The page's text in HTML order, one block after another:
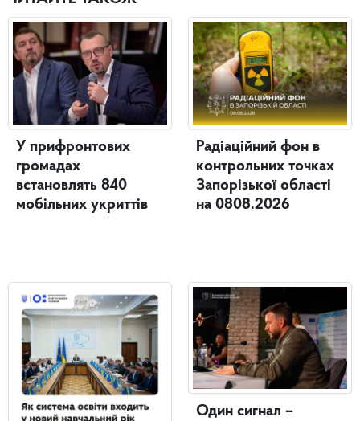
У прифронтових
громадах
встановлять 840
мобільних укриттів
Радіаційний фон в
контрольних точках
Запорізької області
на 0808.2026
Один сигнал –